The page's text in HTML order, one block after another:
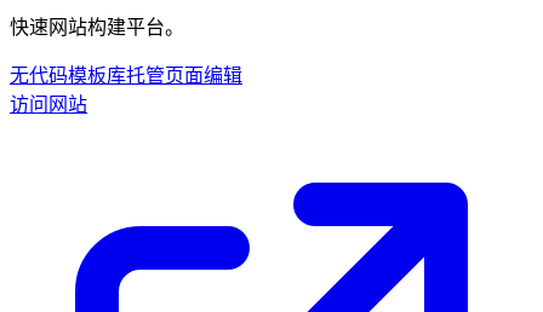
快速网站构建平台。
无代码模板库托管页面编辑
访问网站